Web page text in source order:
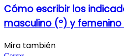
Cómo escribir los
masculino (º) y
Mira también